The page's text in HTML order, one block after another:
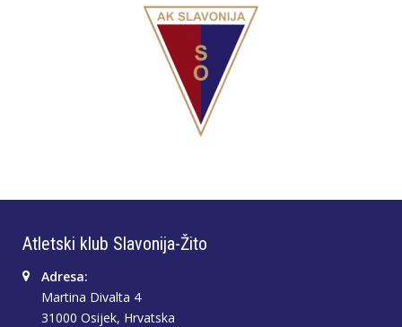
Atletski klub Slavonija-Žito
Adresa:
Martina Divalta 4
31000 Osijek, Hrvatska